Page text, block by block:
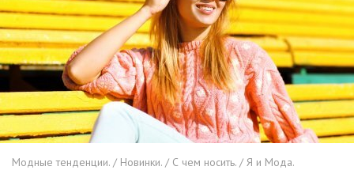
Модные тенденции. / Новинки. / С чем носить. / Я и Мода.